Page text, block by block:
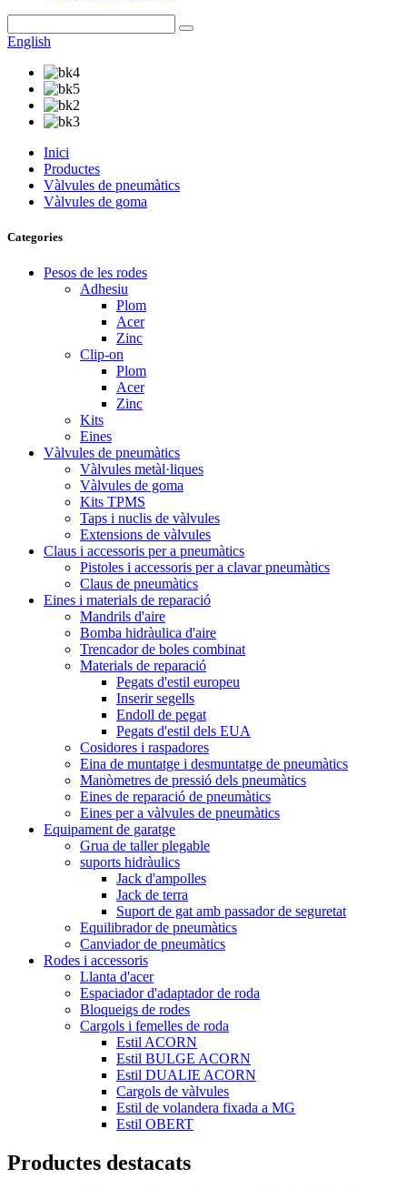
English
Inici
Productes
Vàlvules de pneumàtics
Vàlvules de goma
Categories
Pesos de les rodes
Adhesiu
Plom
Acer
Zinc
Clip-on
Plom
Acer
Zinc
Kits
Eines
Vàlvules de pneumàtics
Vàlvules metàl·liques
Vàlvules de goma
Kits TPMS
Taps i nuclis de vàlvules
Extensions de vàlvules
Claus i accessoris per a pneumàtics
Pistoles i accessoris per a clavar pneumàtics
Claus de pneumàtics
Eines i materials de reparació
Mandrils d'aire
Bomba hidràulica d'aire
Trencador de boles combinat
Materials de reparació
Pegats d'estil europeu
Inserir segells
Endoll de pegat
Pegats d'estil dels EUA
Cosidores i raspadores
Eina de muntatge i desmuntatge de pneumàtics
Manòmetres de pressió dels pneumàtics
Eines de reparació de pneumàtics
Eines per a vàlvules de pneumàtics
Equipament de garatge
Grua de taller plegable
suports hidràulics
Jack d'ampolles
Jack de terra
Suport de gat amb passador de seguretat
Equilibrador de pneumàtics
Canviador de pneumàtics
Rodes i accessoris
Llanta d'acer
Espaciador d'adaptador de roda
Bloqueigs de rodes
Cargols i femelles de roda
Estil ACORN
Estil BULGE ACORN
Estil DUALIE ACORN
Cargols de vàlvules
Estil de volandera fixada a MG
Estil OBERT
Productes destacats